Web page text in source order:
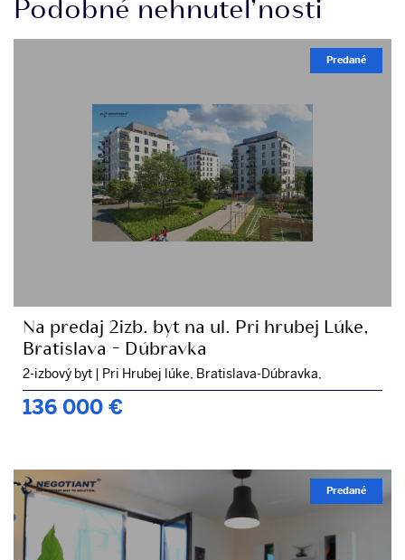
Podobné nehnuteľnosti
Predané
Na predaj 2izb. byt na ul. Pri hrubej Lúke,
Bratislava - Dúbravka
2-izbový byt Pri Hrubej lúke, Bratislava-Dúbravka,
136 000 €
Predané